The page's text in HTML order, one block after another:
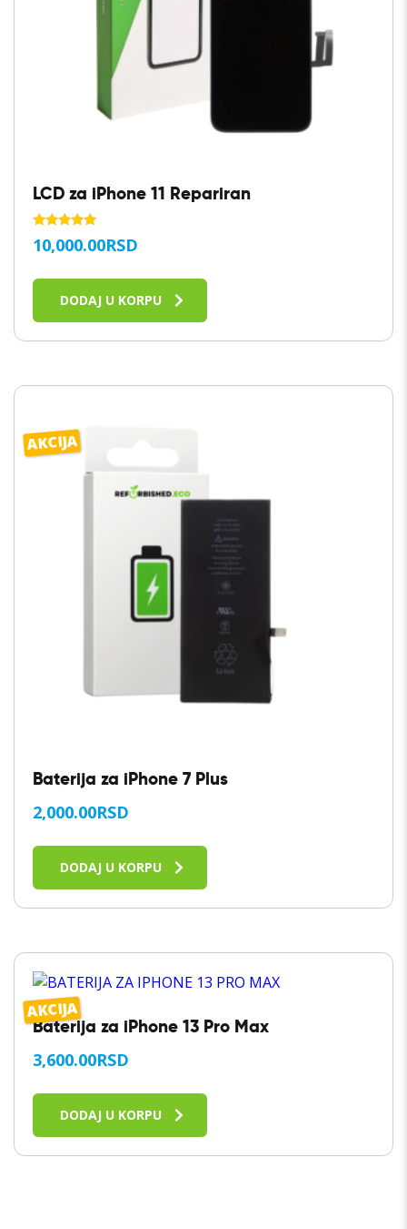
LCD za iPhone 11 Repariran
OCENJENO
SA
10,000.00RSD
DODAJ U KORPU
AKCIJA
Baterija za iPhone 7 Plus
2,000.00RSD
DODAJ U KORPU
AKCIJA
Baterija za iPhone 13 Pro Max
3,600.00RSD
DODAJ U KORPU